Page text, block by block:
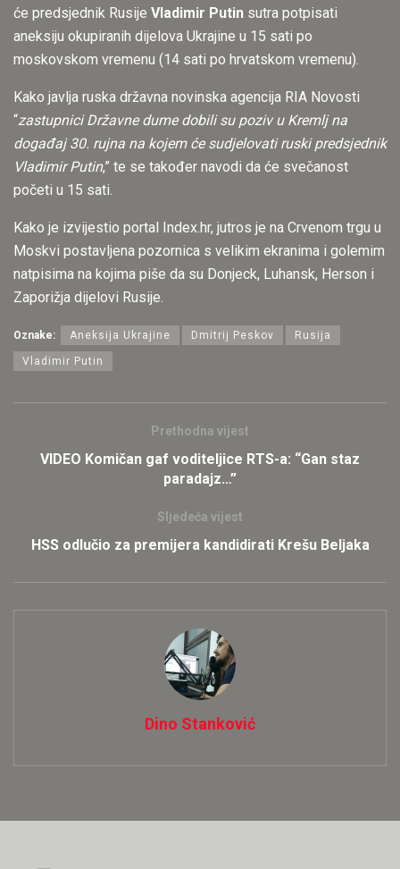
će predsjednik Rusije Vladimir Putin sutra potpisati
aneksiju okupiranih dijelova Ukrajine u 15 sati po
moskovskom vremenu (14 sati po hrvatskom vremenu).
Kako javlja ruska državna novinska agencija RIA Novosti
“zastupnici Državne dume dobili su poziv u Kremlj na
događaj 30. rujna na kojem će sudjelovati ruski predsjednik
Vladimir Putin,” te se također navodi da će svečanost
početi u 15 sati.
Kako je izvijestio portal Index.hr, jutros je na Crvenom trgu u
Moskvi postavljena pozornica s velikim ekranima i golemim
natpisima na kojima piše da su Donjeck, Luhansk, Herson i
Zaporižja dijelovi Rusije.
Oznake: Aneksija Ukrajine Dmitrij Peskov Rusija
Vladimir Putin
Prethodna vijest
VIDEO Komičan gaf voditeljice RTS-a: “Gan staz
paradajz…”
Sljedeća vijest
HSS odlučio za premijera kandidirati Krešu Beljaka
Dino Stanković